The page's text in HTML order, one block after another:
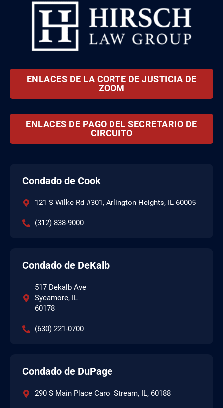
ENLACES DE LA CORTE DE JUSTICIA DE
ZOOM
ENLACES DE PAGO DEL SECRETARIO DE
CIRCUITO
Condado de Cook
121 S Wilke Rd #301, Arlington Heights, IL 60005
(312) 838-9000
Condado de DeKalb
517 Dekalb Ave
Sycamore, IL
60178
(630) 221-0700
Condado de DuPage
290 S Main Place Carol Stream, IL, 60188